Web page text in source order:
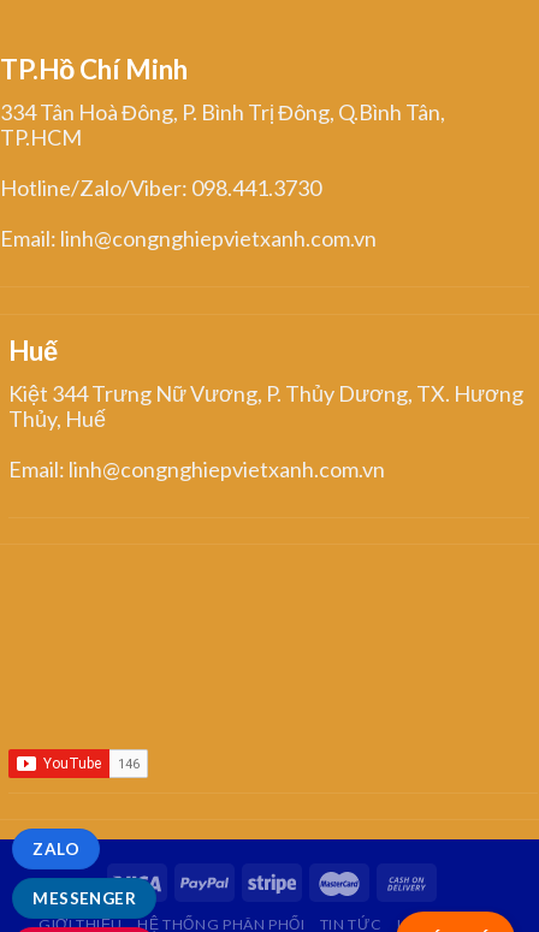
TP.Hồ Chí Minh
334 Tân Hoà Đông, P. Bình Trị Đông, Q.Bình Tân,
TP.HCM
Hotline/Zalo/Viber: 098.441.3730
Email: linh@congnghiepvietxanh.com.vn
Huế
Kiệt 344 Trưng Nữ Vương, P. Thủy Dương, TX. Hương
Thủy, Huế
Email: linh@congnghiepvietxanh.com.vn
GIỚI THIỆU HỆ THỐNG PHÂN PHỐI TIN TỨC LIÊN HỆ
MESSENGER
ZALO